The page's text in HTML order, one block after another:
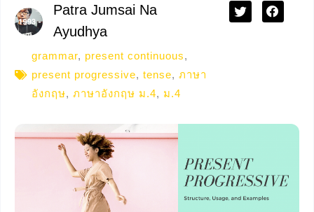
Patra Jumsai Na
Ayudhya
grammar, present continuous,
present progressive, tense, ภาษา
อังกฤษ, ภาษาอังกฤษ ม.4, ม.4